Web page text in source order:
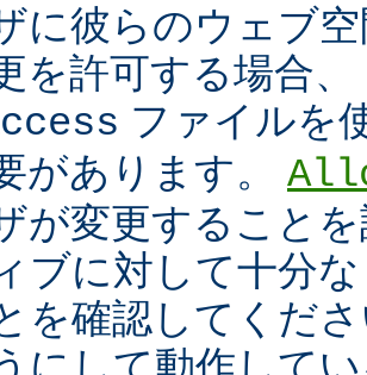
に彼らのウェブ
を許可する場合
ファイルを
があります。
が変更すること
ブに対して十分
を確認してくだ
にして動作して